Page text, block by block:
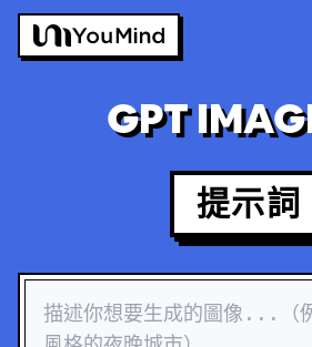
GPT
提示詞